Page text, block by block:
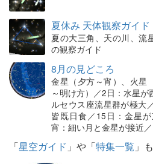
夏休み 天体観察ガイド
夏の大三角、天の川、流
の観察ガイド
8月の見どころ
金星（夕方～宵）、火星
～明け方）／2日：水星
ルセウス座流星群が極大
皆既日食／15日：金星
宵：細い月と金星が接近
「星空ガイド 」や「特集一覧 」